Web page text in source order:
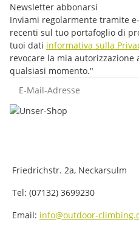
Newsletter abbonarsi
Inviami regolarmente tramite
recenti sul tuo portafoglio di
tuoi dati informativa sulla
revocare la mia
qualsiasi momento."
Friedrichstr. 2a, Neckarsulm
Tel: (07132) 3699230
Email: info@outdoor-